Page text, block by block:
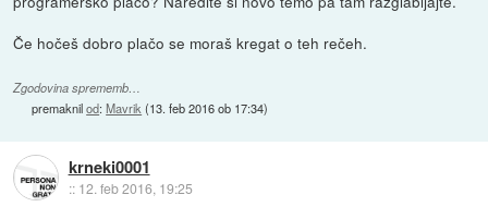
Če hočeš dobro plačo se moraš kregat o teh rečeh.
Zgodovina sprememb…
premaknilod:Mavrik (13. feb 2016 ob 17:34)
krneki0001
:: 12. feb 2016, 19:25